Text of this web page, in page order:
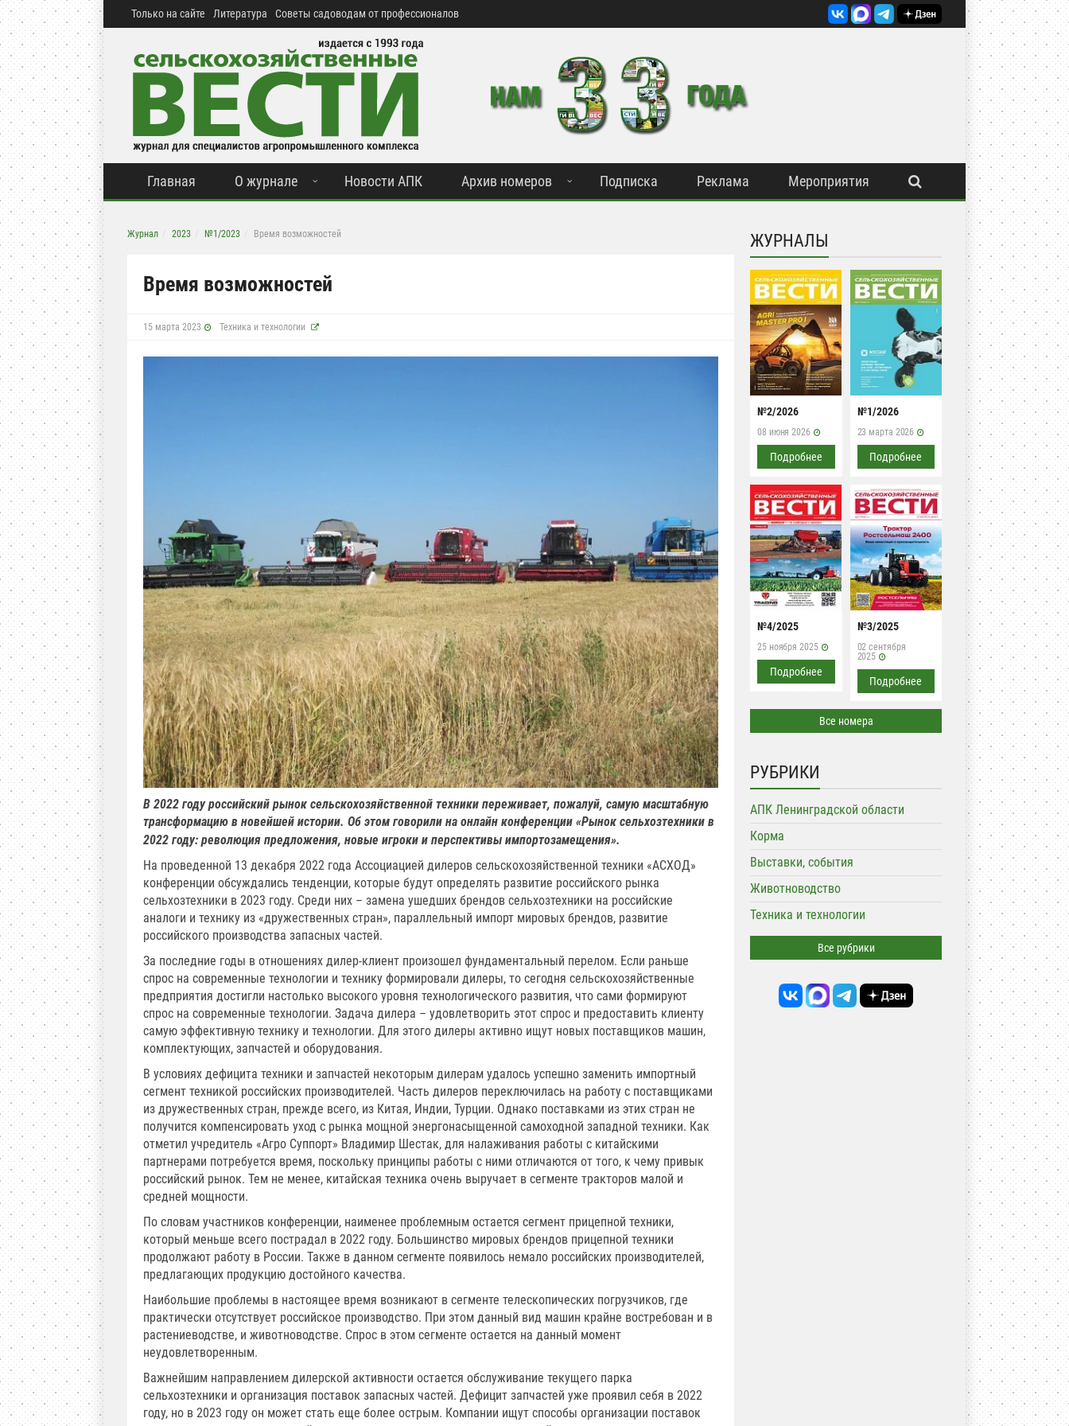
Только на сайте Литература Советы садоводам от профессионалов
Главная О журнале Новости АПК Архив номеров Подписка Реклама Мероприятия
Журнал 2023 №1/2023 Время возможностей
Время возможностей
15 марта 2023 Техника и технологии
В 2022 году российский рынок сельскохозяйственной техники переживает, пожалуй, самую масштабную
трансформацию в новейшей истории. Об этом говорили на онлайн конференции «Рынок сельхозтехники в
2022 году: революция предложения, новые игроки и перспективы импортозамещения».
На проведенной 13 декабря 2022 года Ассоциацией дилеров сельскохозяйственной техники «АСХОД»
конференции обсуждались тенденции, которые будут определять развитие российского рынка
сельхозтехники в 2023 году. Среди них – замена ушедших брендов сельхозтехники на российские
аналоги и технику из «дружественных стран», параллельный импорт мировых брендов, развитие
российского производства запасных частей.
За последние годы в отношениях дилер-клиент произошел фундаментальный перелом. Если раньше
спрос на современные технологии и технику формировали дилеры, то сегодня сельскохозяйственные
предприятия достигли настолько высокого уровня технологического развития, что сами формируют
спрос на современные технологии. Задача дилера – удовлетворить этот спрос и предоставить клиенту
самую эффективную технику и технологии. Для этого дилеры активно ищут новых поставщиков машин,
комплектующих, запчастей и оборудования.
В условиях дефицита техники и запчастей некоторым дилерам удалось успешно заменить импортный
сегмент техникой российских производителей. Часть дилеров переключилась на работу с поставщиками
из дружественных стран, прежде всего, из Китая, Индии, Турции. Однако поставками из этих стран не
получится компенсировать уход с рынка мощной энергонасыщенной самоходной западной техники. Как
отметил учредитель «Агро Суппорт» Владимир Шестак, для налаживания работы с китайскими
партнерами потребуется время, поскольку принципы работы с ними отличаются от того, к чему привык
российский рынок. Тем не менее, китайская техника очень выручает в сегменте тракторов малой и
средней мощности.
По словам участников конференции, наименее проблемным остается сегмент прицепной техники,
который меньше всего пострадал в 2022 году. Большинство мировых брендов прицепной техники
продолжают работу в России. Также в данном сегменте появилось немало российских производителей,
предлагающих продукцию достойного качества.
Наибольшие проблемы в настоящее время возникают в сегменте телескопических погрузчиков, где
практически отсутствует российское производство. При этом данный вид машин крайне востребован и в
растениеводстве, и животноводстве. Спрос в этом сегменте остается на данный момент
неудовлетворенным.
Важнейшим направлением дилерской активности остается обслуживание текущего парка
сельхозтехники и организация поставок запасных частей. Дефицит запчастей уже проявил себя в 2022
году, но в 2023 году он может стать еще более острым. Компании ищут способы организации поставок
ЖУРНАЛЫ
№2/2026
08 июня 2026
Подробнее
№1/2026
23 марта 2026
Подробнее
№4/2025
25 ноября 2025
Подробнее
№3/2025
02 сентября
2025
Подробнее
Все номера
РУБРИКИ
АПК Ленинградской области
Корма
Выставки, события
Животноводство
Техника и технологии
Все рубрики